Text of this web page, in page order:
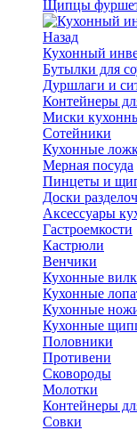
Щипцы
Назад
Кухонный
Бутылки для
Дуршлаги и
Контейнеры
Миски
Сотейники
Кухонные
Мерная посуда
Пинцеты и
Доски
Аксессуары
Гастроемкости
Кастрюли
Венчики
Кухонные
Кухонные
Кухонные
Кухонные
Половники
Противени
Сковороды
Молотки
Контейнеры
Совки